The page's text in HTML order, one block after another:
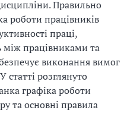
Правильно
роботи працівників
праці,
працівниками та
виконання вимог
статті розглянуто
графіка роботи
та основні правила